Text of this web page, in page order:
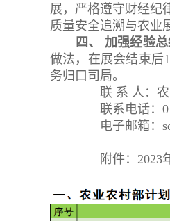
展，严格遵守财经纪
质量安全追溯与农业
四、 加强经验总
做法，在展会结束后
务归口司局。
联 系 人：农
联系电话：
电子邮箱：
附件：2023年